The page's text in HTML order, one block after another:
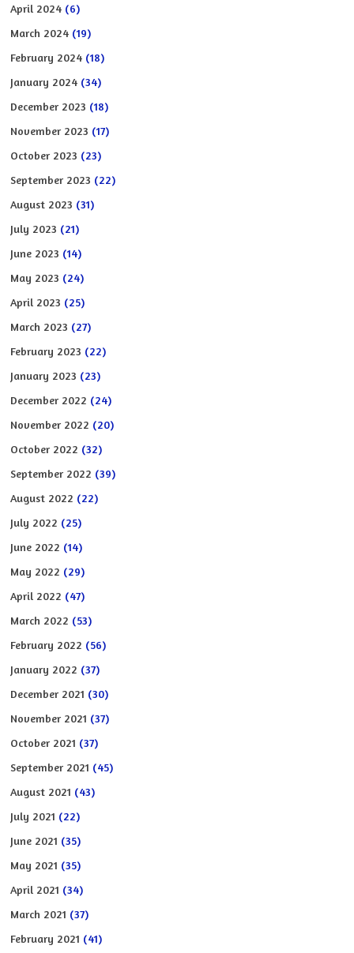
April 2024 (6)
March 2024 (19)
February 2024 (18)
January 2024 (34)
December 2023 (18)
November 2023 (17)
October 2023 (23)
September 2023 (22)
August 2023 (31)
July 2023 (21)
June 2023 (14)
May 2023 (24)
April 2023 (25)
March 2023 (27)
February 2023 (22)
January 2023 (23)
December 2022 (24)
November 2022 (20)
October 2022 (32)
September 2022 (39)
August 2022 (22)
July 2022 (25)
June 2022 (14)
May 2022 (29)
April 2022 (47)
March 2022 (53)
February 2022 (56)
January 2022 (37)
December 2021 (30)
November 2021 (37)
October 2021 (37)
September 2021 (45)
August 2021 (43)
July 2021 (22)
June 2021 (35)
May 2021 (35)
April 2021 (34)
March 2021 (37)
February 2021 (41)